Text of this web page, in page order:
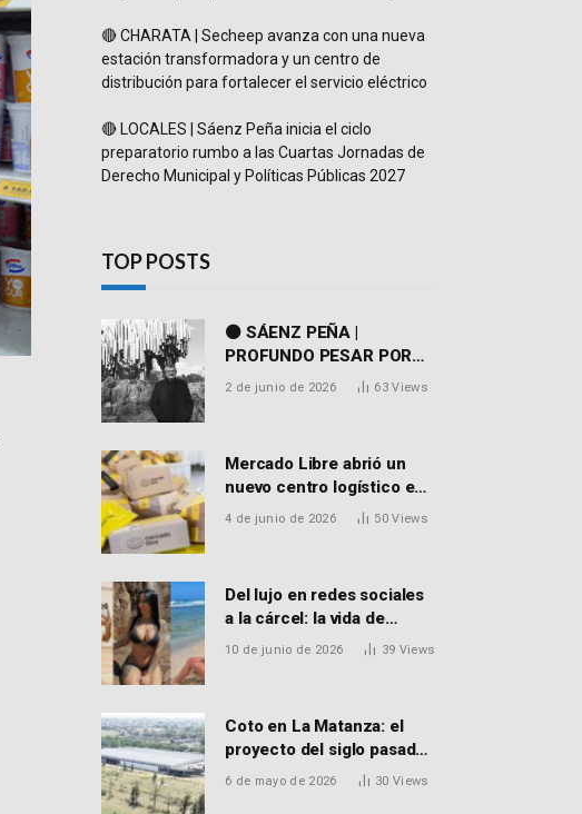
🔴 CHARATA | Secheep avanza con una nueva
estación transformadora y un centro de
distribución para fortalecer el servicio eléctrico
🔴 LOCALES | Sáenz Peña inicia el ciclo
preparatorio rumbo a las Cuartas Jornadas de
Derecho Municipal y Políticas Públicas 2027
TOP POSTS
⚫ SÁENZ PEÑA |
PROFUNDO PESAR POR
EL FALLECIMIENTO DEL
2 de junio de 2026 63Views
Mercado Libre abrió un
nuevo centro logístico en
Don Torcuato que
4 de junio de 2026 50Views
Del lujo en redes sociales
a la cárcel: la vida de
Macarena Distéfano, la
10 de junio de 2026 39 Views
Coto en La Matanza: el
proyecto del siglo pasado
que recibió el aval de la
6 de mayo de 2026 30 Views